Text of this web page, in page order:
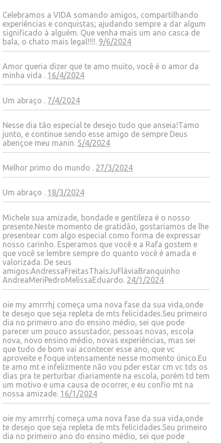
Celebramos a VIDA somando amigos, compartilhando
experiências e conquistas; ajudando sempre a dar algum
significado à alguém. Que venha mais um ano casca de
bala, o chato mais legal!!!!. 9/6/2024
Amor queria dizer que te amo muito, você é o amor da
minha vida . 16/4/2024
Um abraço . 7/4/2024
Nesse dia tão especial te desejo tudo que anseia!Tamo
junto, e continue sendo esse amigo de sempre Deus
abençoe meu manin. 5/4/2024
Melhor primo do mundo . 27/3/2024
Um abraço . 18/3/2024
Michele sua amizade, bondade e gentileza é o nosso
presente.Neste momento de gratidão, gostaríamos de lhe
presentear com algo especial como forma de expressar
nosso carinho. Esperamos que você e a Rafa gostem e
que você se lembre sempre do quanto você é amada e
valorizada. De seus
amigos:AndressaFreitasThaísJuFláviaBranquinho
AndreaMeriPedroMelissaEduardo. 24/1/2024
oie my amrrrhj começa uma nova fase da sua vida,onde
te desejo que seja repleta de mts felicidades.Seu primeiro
dia no primeiro ano do ensino médio, sei que pode
parecer um pouco assustador, pessoas novas, escola
nova, novo ensino médio, novas experiências, mas sei
que tudo de bom vai acontecer esse ano, que vc
aproveite e foque intensamente nesse momento único.Eu
te amo mt e infelizmente não vou pder estar cm vc tds os
dias pra te perturbar diariamente na escola, porém td tem
um motivo e uma causa de ocorrer, e eu confio mt na
nossa amizade. 16/1/2024
oie my amrrrhj começa uma nova fase da sua vida,onde
te desejo que seja repleta de mts felicidades.Seu primeiro
dia no primeiro ano do ensino médio, sei que pode